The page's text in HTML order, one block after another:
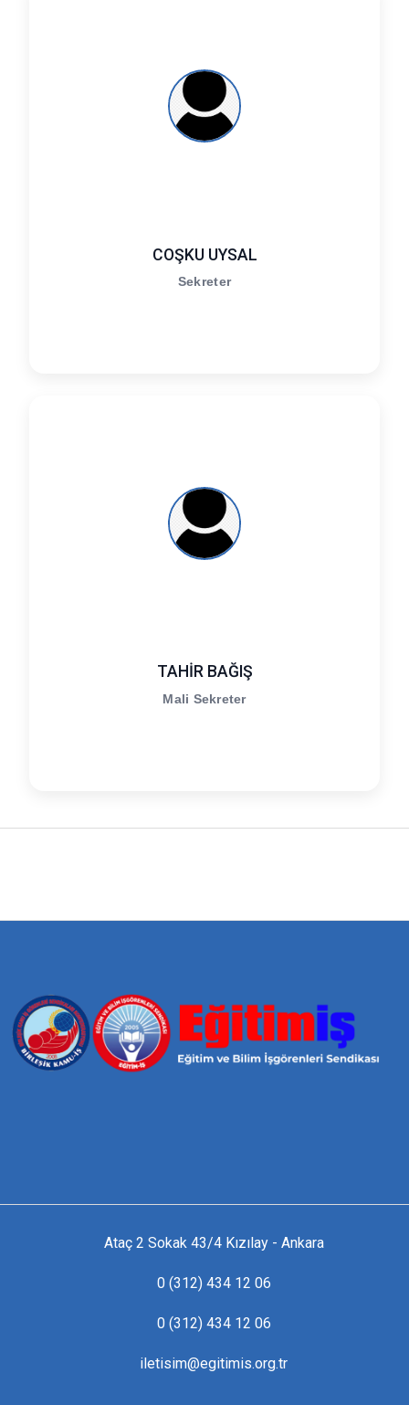
COŞKU UYSAL
Sekreter
TAHİR BAĞIŞ
Mali Sekreter
Ataç 2 Sokak 43/4 Kızılay - Ankara
0 (312) 434 12 06
0 (312) 434 12 06
iletisim@egitimis.org.tr